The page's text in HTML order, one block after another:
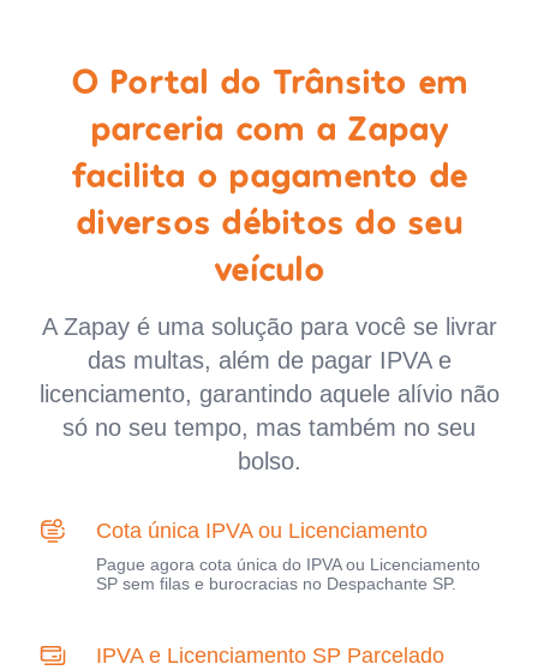
O Portal do Trânsito em
parceria com a Zapay
facilita o pagamento de
diversos débitos do seu
veículo
A Zapay é uma solução para você se livrar
das multas, além de pagar IPVA e
licenciamento, garantindo aquele alívio não
só no seu tempo, mas também no seu
bolso.
Cota única IPVA ou Licenciamento
Pague agora cota única do IPVA ou Licenciamento
SP sem filas e burocracias no Despachante SP.
IPVA e Licenciamento SP Parcelado